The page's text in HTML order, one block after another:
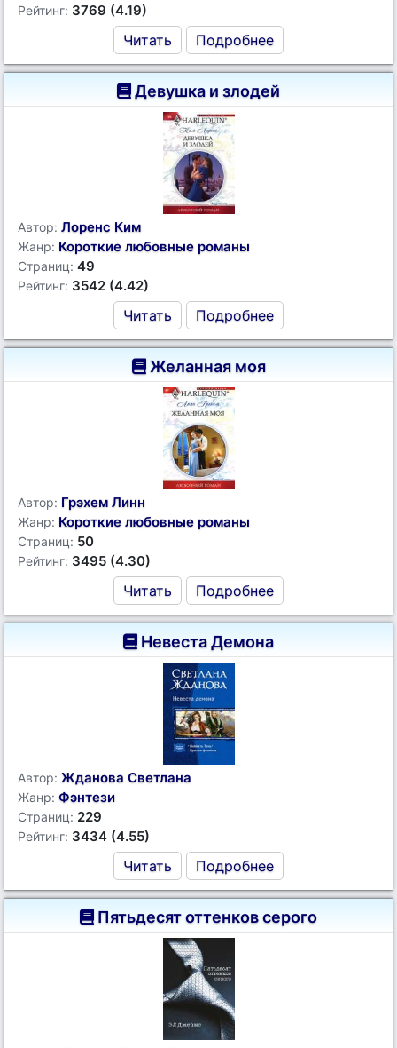
Рейтинг: 3769 (4.19)
Читать Подробнее
Девушка и злодей
Автор: Лоренс Ким
Жанр: Короткие любовные романы
Страниц: 49
Рейтинг: 3542 (4.42)
Читать Подробнее
Желанная моя
Автор: Грэхем Линн
Жанр: Короткие любовные романы
Страниц: 50
Рейтинг: 3495 (4.30)
Читать Подробнее
Невеста Демона
Автор: Жданова Светлана
Жанр: Фэнтези
Страниц: 229
Рейтинг: 3434 (4.55)
Читать Подробнее
Пятьдесят оттенков серого